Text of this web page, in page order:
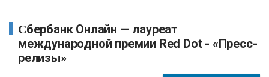
Сбербанк Онлайн — лауреат
международной премии Red Dot - «Пресс-
релизы»